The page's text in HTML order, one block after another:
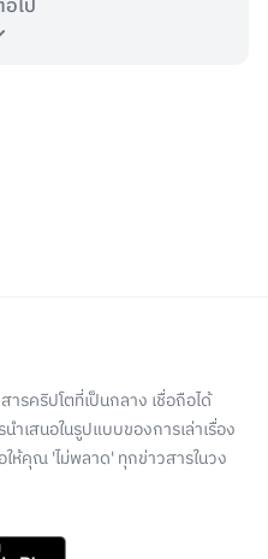
ไป
ารคริปโตที่เป็นกลาง เชื่อถือได้
ำเสนอในรูปแบบของการเล่าเรื่อง
ให้คุณ 'ไม่พลาด' ทุกข่าวสารในวง